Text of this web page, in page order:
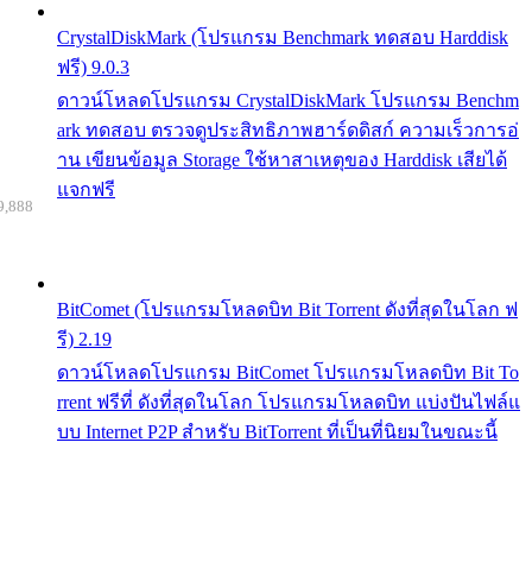
CrystalDiskMark (โปรแกรม Benchmark ทดสอบ Harddisk
ฟรี) 9.0.3
ดาวน์โหลดโปรแกรม CrystalDiskMark โปรแกรม Benchm
ark ทดสอบ ตรวจดูประสิทธิภาพฮาร์ดดิสก์ ความเร็วการอ่
าน เขียนข้อมูล Storage ใช้หาสาเหตุของ Harddisk เสียได้
แจกฟรี
BitComet (โปรแกรมโหลดบิท Bit Torrent ดังที่สุดในโลก ฟ
รี) 2.19
ดาวน์โหลดโปรแกรม BitComet โปรแกรมโหลดบิท Bit To
rrent ฟรีที่ ดังที่สุดในโลก โปรแกรมโหลดบิท แบ่งปันไฟล์แ
บบ Internet P2P สำหรับ BitTorrent ที่เป็นที่นิยมในขณะนี้